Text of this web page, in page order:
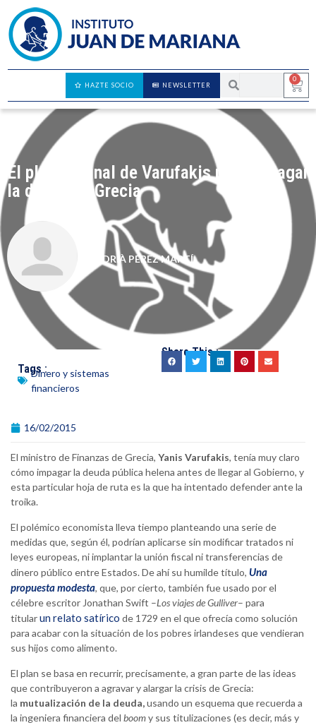
0
NEWSLETTER
HAZTE SOCIO
El plan original de Varufakis para impagar
la deuda de Grecia
ADRIÀ PÉREZ MARTÍ
Tags :Dinero y sistemas
financieros
Share This :
16/02/2015
El ministro de Finanzas de Grecia, Yanis Varufakis, tenía muy claro
cómo impagar la deuda pública helena antes de llegar al Gobierno, y
esta particular hoja de ruta es la que ha intentado defender ante la
troika.
El polémico economista lleva tiempo planteando una serie de
medidas que, según él, podrían aplicarse sin modificar tratados ni
leyes europeas, ni implantar la unión fiscal ni transferencias de
dinero público entre Estados. De ahí su humilde título, Una
propuesta modesta, que, por cierto, también fue usado por el
célebre escritor Jonathan Swift –Los viajes de Gulliver– para
titularun relato satírico de 1729 en el que ofrecía como solución
para acabar con la situación de los pobres irlandeses que vendieran
sus hijos como alimento.
El plan se basa en recurrir, precisamente, a gran parte de las ideas
que contribuyeron a agravar y alargar la crisis de Grecia:
la mutualización de la deuda,usando un esquema que recuerda a
la ingeniera financiera del boomy sus titulizaciones (es decir, más y